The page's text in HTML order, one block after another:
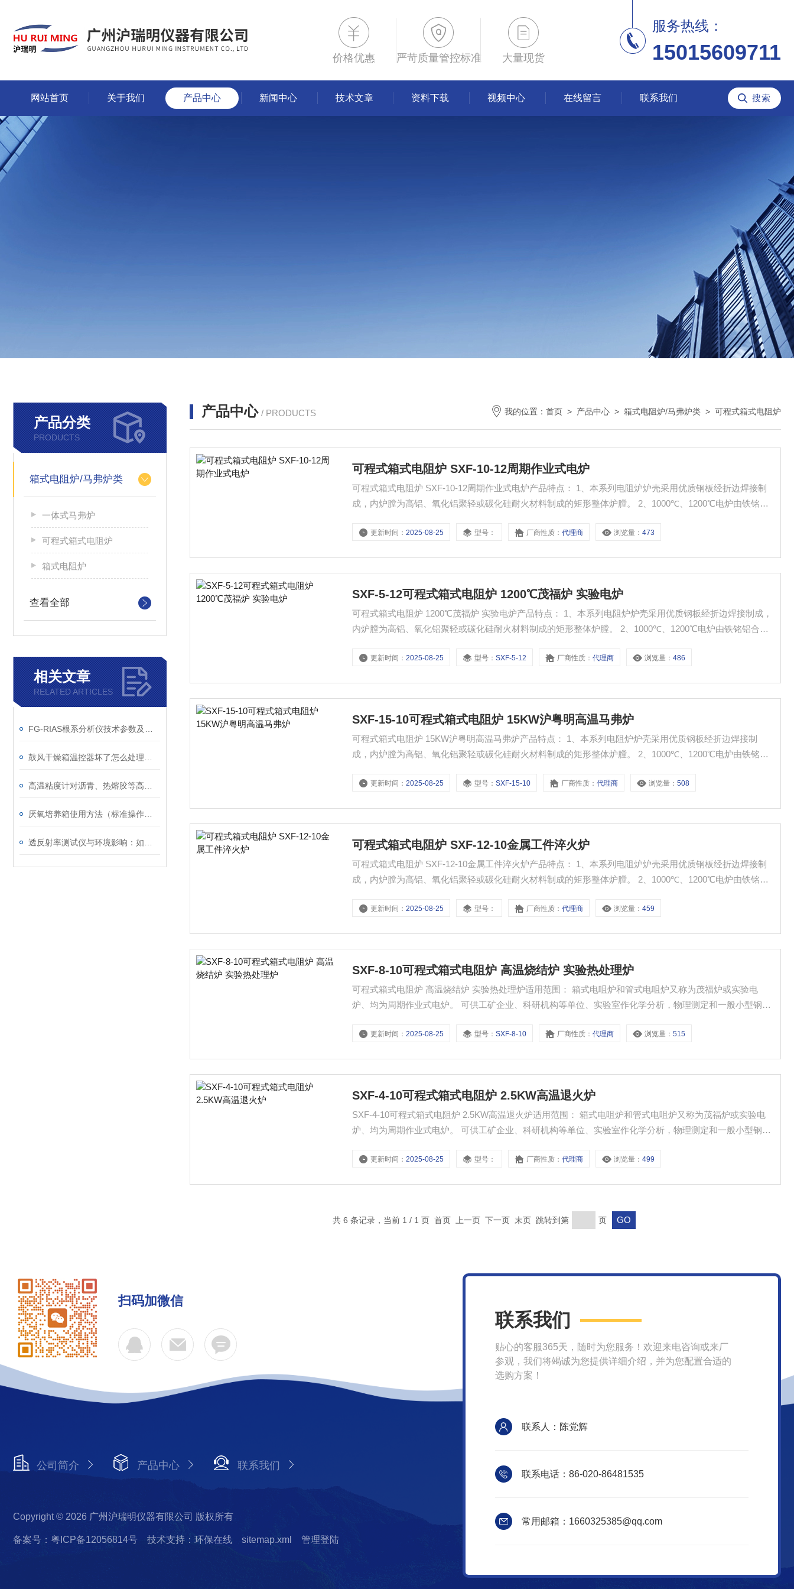
价格优惠 严苛质量管控标准 大量现货
服务热线：
15015609711
网站首页 关于我们 产品中心 新闻中心 技术文章 资料下载 视频中心 在线留言 联系我们
产品分类
PRODUCTS
箱式电阻炉/马弗炉类
一体式马弗炉
可程式箱式电阻炉
箱式电阻炉
查看全部
相关文章
RELATED ARTICLES
产品中心 / PRODUCTS 我的位置： 首页 > 产品中心 > 箱式电阻炉/马弗炉类 > 可程式箱式电阻炉
可程式箱式电阻炉 SXF-10-12周期作业式电炉
可程式箱式电阻炉 SXF-10-12周期作业式电炉产品特点： 1、本系列电阻炉炉壳采用优质钢板经折边焊接制
成，内炉膛为高铝、氧化铝聚轻或碳化硅耐火材料制成的矩形整体炉膛。 2、1000℃、1200℃电炉由铁铭铝
行准确测量、 指示和自动控温。
更新时间：2025-08-25 型号： 厂商性质：代理商 浏览量：473
SXF-5-12可程式箱式电阻炉 1200℃茂福炉 实验电炉
可程式箱式电阻炉 1200℃茂福炉 实验电炉产品特点： 1、本系列电阻炉炉壳采用优质钢板经折边焊接制成，
内炉膛为高铝、氧化铝聚轻或碳化硅耐火材料制成的矩形整体炉膛。 2、1000℃、1200℃电炉由铁铭铝合金
确测量、 指示和自动控温。
更新时间：2025-08-25 型号：SXF-5-12 厂商性质：代理商 浏览量：486
SXF-15-10可程式箱式电阻炉 15KW沪粤明高温马弗炉
可程式箱式电阻炉 15KW沪粤明高温马弗炉产品特点： 1、本系列电阻炉炉壳采用优质钢板经折边焊接制
成，内炉膛为高铝、氧化铝聚轻或碳化硅耐火材料制成的矩形整体炉膛。 2、1000℃、1200℃电炉由铁铭铝
行准确测量、 指示和自动控温。
更新时间：2025-08-25 型号：SXF-15-10 厂商性质：代理商 浏览量：508
可程式箱式电阻炉 SXF-12-10金属工件淬火炉
可程式箱式电阻炉 SXF-12-10金属工件淬火炉产品特点： 1、本系列电阻炉炉壳采用优质钢板经折边焊接制
成，内炉膛为高铝、氧化铝聚轻或碳化硅耐火材料制成的矩形整体炉膛。 2、1000℃、1200℃电炉由铁铭铝
行准确测量、 指示和自动控温。
更新时间：2025-08-25 型号： 厂商性质：代理商 浏览量：459
SXF-8-10可程式箱式电阻炉 高温烧结炉 实验热处理炉
可程式箱式电阻炉 高温烧结炉 实验热处理炉适用范围： 箱式电咀炉和管式电咀炉又称为茂福炉或实验电
炉、均为周期作业式电炉。 可供工矿企业、科研机构等单位、实验室作化学分析，物理测定和一般小型钢件
更新时间：2025-08-25 型号：SXF-8-10 厂商性质：代理商 浏览量：515
SXF-4-10可程式箱式电阻炉 2.5KW高温退火炉
SXF-4-10可程式箱式电阻炉 2.5KW高温退火炉适用范围： 箱式电咀炉和管式电咀炉又称为茂福炉或实验电
炉、均为周期作业式电炉。 可供工矿企业、科研机构等单位、实验室作化学分析，物理测定和一般小型钢件
更新时间：2025-08-25 型号： 厂商性质：代理商 浏览量：499
共 6 条记录，当前 1 / 1 页 首页 上一页 下一页 末页 跳转到第 页
扫码加微信
公司简介 产品中心 联系我们
Copyright © 2026 广州沪瑞明仪器有限公司 版权所有
备案号：粤ICP备12056814号 技术支持：环保在线 sitemap.xml 管理登陆
联系我们
贴心的客服365天，随时为您服务！欢迎来电咨询或来厂
参观，我们将竭诚为您提供详细介绍，并为您配置合适的
选购方案！
联系人：陈党辉
联系电话：86-020-86481535
常用邮箱：1660325385@qq.com